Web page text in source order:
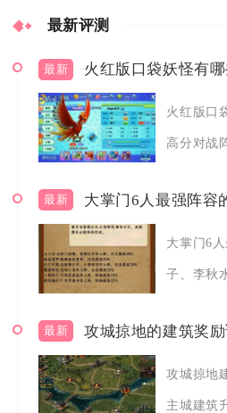
最新评测
最新
火红版口
高分对战
最新 大掌门6人最强阵容
大掌门6
子、李秋
最新 攻城掠地的建筑奖
攻城掠地
主城建筑